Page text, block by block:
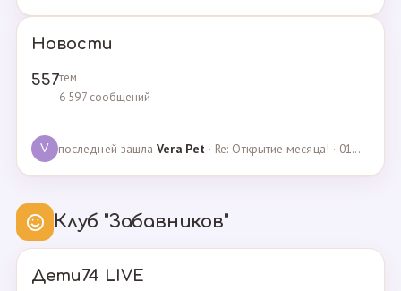
Новости
557тем
6 597 сообщений
V последней зашлаVera Pet · Re: Открытие месяца! · 01.04.2021
Клуб "Забавников"
Дети74 LIVE